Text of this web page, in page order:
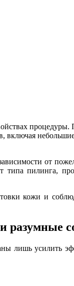
включая
от
пилинга,
кожи и
разумные
лишь усилить